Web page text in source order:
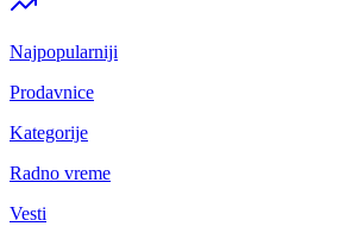
Najpopularniji
Prodavnice
Kategorije
Radno vreme
Vesti